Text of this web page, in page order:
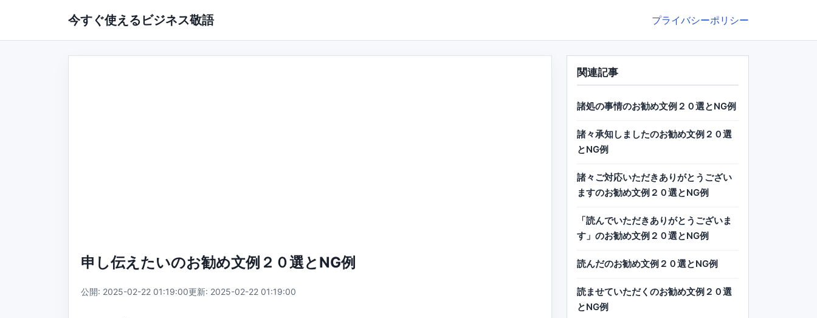
今すぐ使えるビジネス敬語 プライバシーポリシー
申し伝えたいのお勧め文例２０選とNG例
公開: 2025-02-22 01:19:00更新: 2025-02-22 01:19:00
関連記事
諸処の事情のお勧め文例２０選とNG例
諸々承知しましたのお勧め文例２０選
とNG例
諸々ご対応いただきありがとうござい
ますのお勧め文例２０選とNG例
「読んでいただきありがとうございま
す」のお勧め文例２０選とNG例
読んだのお勧め文例２０選とNG例
読ませていただくのお勧め文例２０選
とNG例